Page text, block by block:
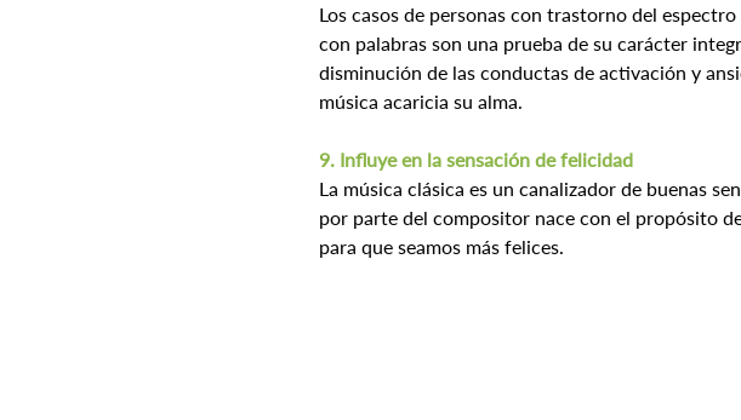
Los casos de personas con trastorno del
con palabras son una prueba de su carácter
disminución de las conductas de activación y
música acaricia su alma.
9. Influye en la sensación de felicidad
La música clásica es un canalizador de buenas
por parte del compositor nace con el propósito
para que seamos más felices.